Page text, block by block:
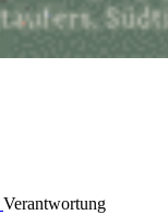
Verantwortung